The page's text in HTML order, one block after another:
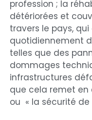
profession ; la
détériorées et
travers le pays,
quotidiennement
telles que des
dommages
infrastructures
que cela remet en
ou « la sécurité de